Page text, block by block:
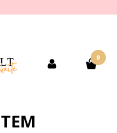
0
gamintoją
Zola